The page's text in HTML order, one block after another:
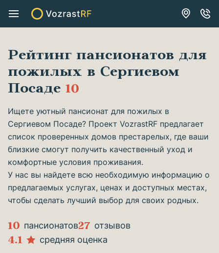
Рейтинг пансионатов для
пожилых в Сергиевом
Посаде 10
Ищете уютный пансионат для пожилых в
Сергиевом Посаде? Проект VozrastRF предлагает
список проверенных домов престарелых, где ваши
близкие смогут получить качественный уход и
комфортные условия проживания.
У нас вы найдете всю необходимую информацию о
предлагаемых услугах, ценах и доступных местах,
чтобы сделать лучший выбор для своих родных.
10 пансионатов27 отзывов
4.1 средняя оценка